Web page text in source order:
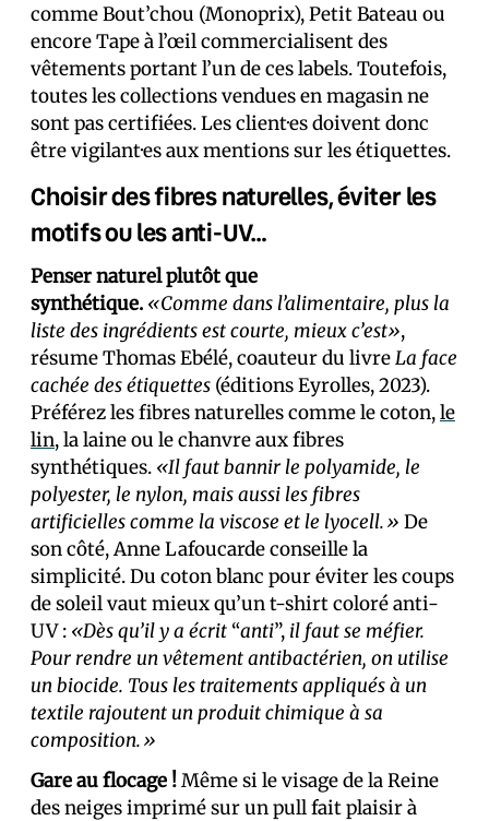
comme Bout’chou (Monoprix), Petit Bateau ou
encore Tape à l’œil commercialisent des
vêtements portant l’un de ces labels. Toutefois,
toutes les collections vendues en magasin ne
sont pas certifiées. Les client·es doivent donc
être vigilant·es aux mentions sur les étiquettes.
Choisir des fibres naturelles, éviter les
motifs ou les anti-UV…
Penser naturel plutôt que
synthétique. «Comme dans l’alimentaire, plus la
liste des ingrédients est courte, mieux c’est»,
résume Thomas Ebélé, coauteur du livreLa face
cachée des étiquettes (éditions Eyrolles, 2023).
Préférez les fibres naturelles comme le coton,le
lin, la laine ou le chanvre aux fibres
synthétiques. «Il faut bannir le polyamide, le
polyester, le nylon, mais aussi les fibres
artificielles comme la viscose et le lyocell.» De
son côté, Anne Lafoucarde conseille la
simplicité. Du coton blanc pour éviter les coups
de soleil vaut mieux qu’un t-shirt coloré anti-
UV : «Dès qu’il y a écrit “anti”, il faut se méfier.
Pour rendre un vêtement antibactérien, on utilise
un biocide. Tous les traitements appliqués à un
textile rajoutent un produit chimique à sa
composition.»
Gare au flocage !Même si le visage de la Reine
des neiges imprimé sur un pull fait plaisir à